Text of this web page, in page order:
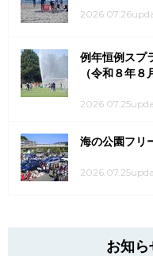
例年恒例スプ
（令和８年８
海の公園フリ
お知